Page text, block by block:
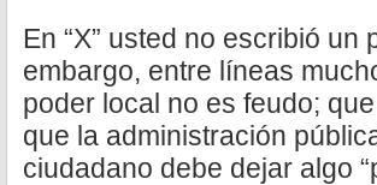
En “X” usted no escribió
embargo, entre líneas
poder local no es feudo;
que la administración
ciudadano debe dejar algo